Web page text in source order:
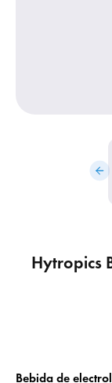
Hytropics
Bebida de
Crear lista de
Iniciar sesión